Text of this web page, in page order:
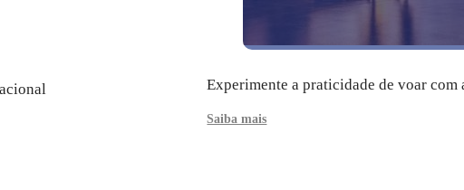
Experimente a praticidade de voar com
Saiba mais